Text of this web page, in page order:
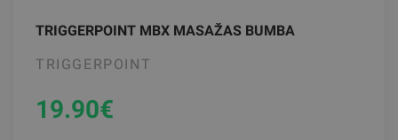
TRIGGERPOINT MBX MASAŽAS BUMBA
TRIGGERPOINT
19.90€